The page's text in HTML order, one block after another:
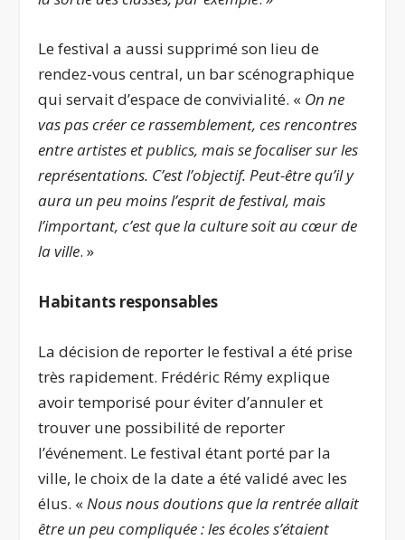
Le festival a aussi supprimé son lieu de
rendez-vous central, un bar scénographique
qui servait d’espace de convivialité. « On ne
vas pas créer ce rassemblement, ces rencontres
entre artistes et publics, mais se focaliser sur les
représentations. C’est l’objectif. Peut-être qu’il y
aura un peu moins l’esprit de festival, mais
l’important, c’est que la culture soit au cœur de
la ville. »
Habitants responsables
La décision de reporter le festival a été prise
très rapidement. Frédéric Rémy explique
avoir temporisé pour éviter d’annuler et
trouver une possibilité de reporter
l’événement. Le festival étant porté par la
ville, le choix de la date a été validé avec les
élus. «Nous nous doutions que la rentrée allait
être un peu compliquée : les écoles s’étaient